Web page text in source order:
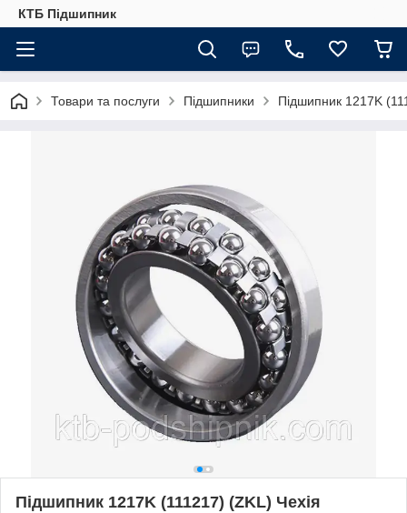
КТБ Підшипник
Товари та послуги Підшипники Підшипник 1217K
Підшипник 1217K (111217) (ZKL) Чехія